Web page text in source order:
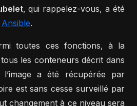
, qui rappelez-vous, a été
Ansible.
toutes ces fonctions, à la
les conteneurs décrit dans
a été récupérée par
est sans cesse surveillé par
changement à ce niveau sera